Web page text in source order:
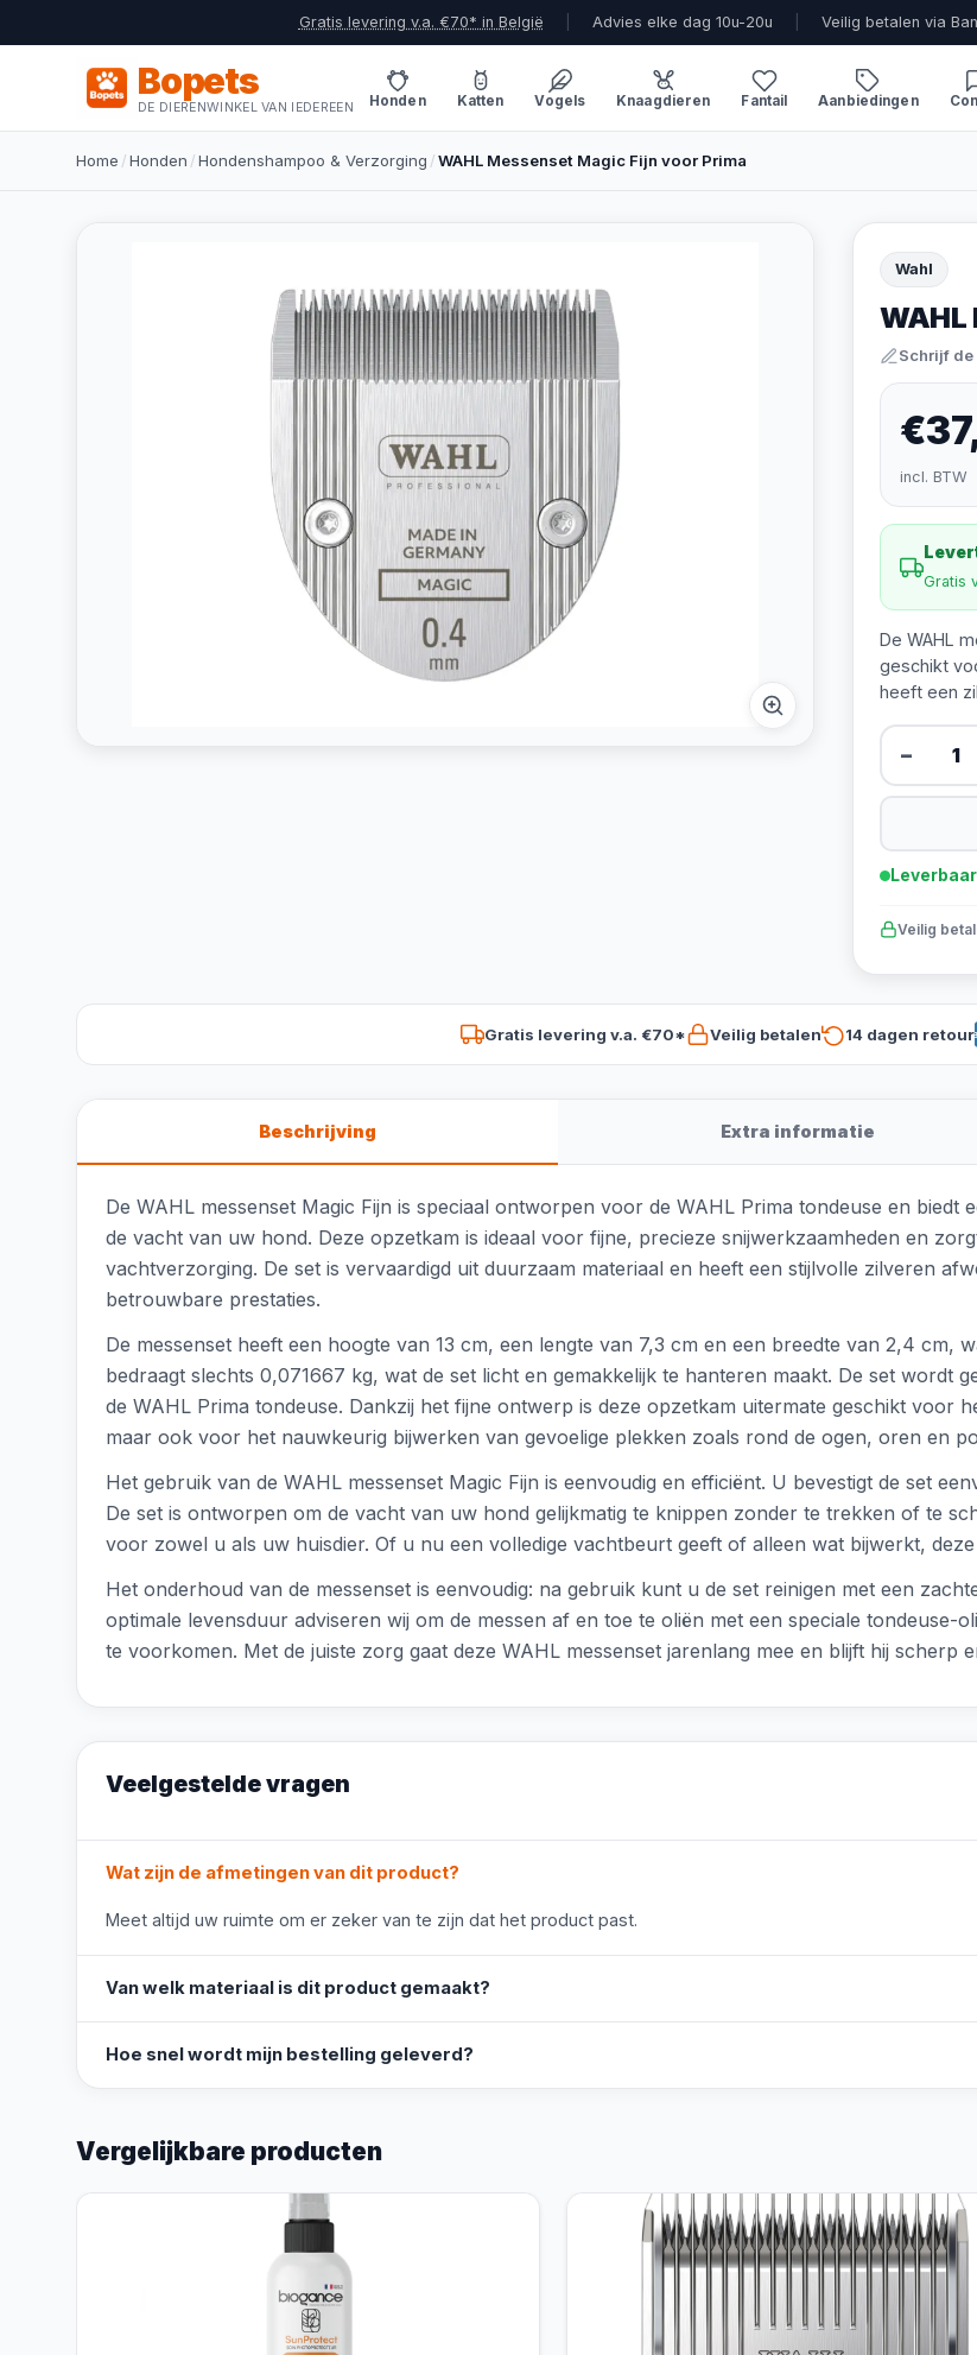
Gratis levering v.a. €70* in België Advies elke dag 10u-20u Veilig betalen via
Bopets
DE DIERENWINKEL VAN IEDEREEN Honden Katten Vogels Knaagdieren Fantail Aanbiedingen
Home /Honden /Hondenshampoo & Verzorging /WAHL Messenset Magic Fijn voor Prima
Wahl
WAHL
Schrijf
incl. BTW
Gratis
De WAHL
geschikt
heeft een
−
Veilig
Gratis levering v.a. €70* Veilig betalen 14 dagen retour
Beschrijving Extra informatie
De WAHL messenset Magic Fijn is speciaal ontworpen voor de WAHL Prima tondeuse en
de vacht van uw hond. Deze opzetkam is ideaal voor fijne, precieze snijwerkzaamheden en
vachtverzorging. De set is vervaardigd uit duurzaam materiaal en heeft een stijlvolle zilveren
betrouwbare prestaties.
De messenset heeft een hoogte van 13 cm, een lengte van 7,3 cm en een breedte van 2,4 cm,
bedraagt slechts 0,071667 kg, wat de set licht en gemakkelijk te hanteren maakt. De set wordt
de WAHL Prima tondeuse. Dankzij het fijne ontwerp is deze opzetkam uitermate geschikt voor
maar ook voor het nauwkeurig bijwerken van gevoelige plekken zoals rond de ogen, oren en
Het gebruik van de WAHL messenset Magic Fijn is eenvoudig en efficiënt. U bevestigt de set
De set is ontworpen om de vacht van uw hond gelijkmatig te knippen zonder te trekken of te
voor zowel u als uw huisdier. Of u nu een volledige vachtbeurt geeft of alleen wat bijwerkt,
Het onderhoud van de messenset is eenvoudig: na gebruik kunt u de set reinigen met een
optimale levensduur adviseren wij om de messen af en toe te oliën met een speciale tondeuse-
te voorkomen. Met de juiste zorg gaat deze WAHL messenset jarenlang mee en blijft hij scherp
Veelgestelde vragen
Wat zijn de afmetingen van dit product?
Meet altijd uw ruimte om er zeker van te zijn dat het product past.
Van welk materiaal is dit product gemaakt?
Hoe snel wordt mijn bestelling geleverd?
Vergelijkbare producten